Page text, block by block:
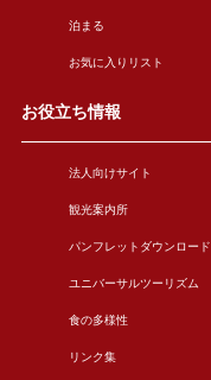
泊まる
お気に入りリスト
お役立ち情報
法人向けサイト
観光案内所
パンフレットダウンロード
ユニバーサルツーリズム
食の多様性
リンク集